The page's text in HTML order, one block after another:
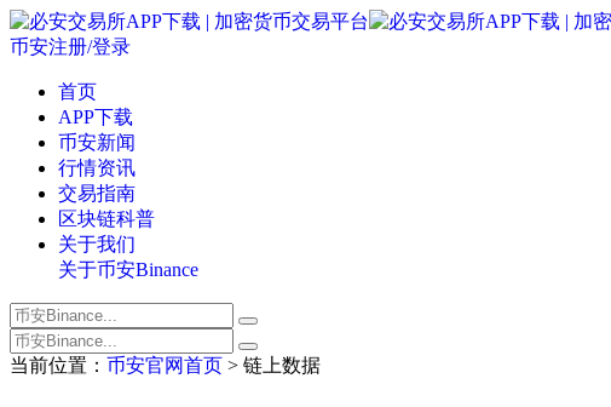
币安注册/登录
首页
APP下载
币安新闻
行情资讯
交易指南
区块链科普
关于我们
关于币安Binance
当前位置： 币安官网首页 > 链上数据